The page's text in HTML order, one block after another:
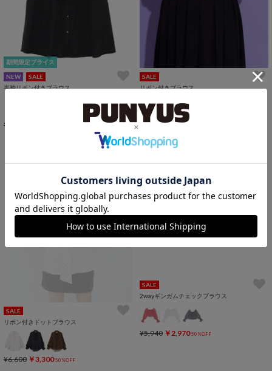
期間限定プライス
NEW
SALE
半袖リボン付きブラウス
¥5,940
SALE
リボン付きブラウス
¥5,940￥4,400
SALE
リボン付きドットブラウス
¥6,600 ￥3,300 50%OFF
SALE
2wayギンガムチェックブラウス
¥5,940 ￥2,970 50%OFF